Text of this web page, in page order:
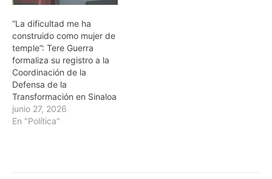
“La dificultad me ha
construido como mujer de
temple”: Tere Guerra
formaliza su registro a la
Coordinación de la
Defensa de la
Transformación en Sinaloa
junio 27, 2026
En "Política"